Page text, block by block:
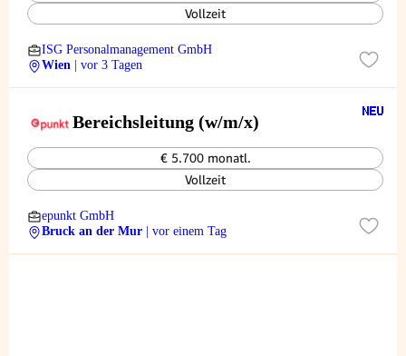
Vollzeit
ISG Personalmanagement GmbH
Wien
| vor 3 Tagen
Bereichsleitung (w/m/x)
€ 5.700 monatl.
Vollzeit
epunkt GmbH
Bruck an der Mur
| vor einem Tag